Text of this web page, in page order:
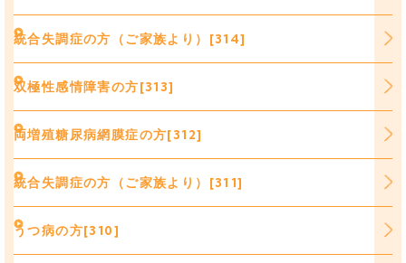
統合失調症の方（ご家族より）[314]
双極性感情障害の方[313]
両増殖糖尿病網膜症の方[312]
統合失調症の方（ご家族より）[311]
うつ病の方[310]